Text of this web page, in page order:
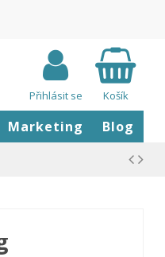
Přihlásit se Košík
Blog
Marketing